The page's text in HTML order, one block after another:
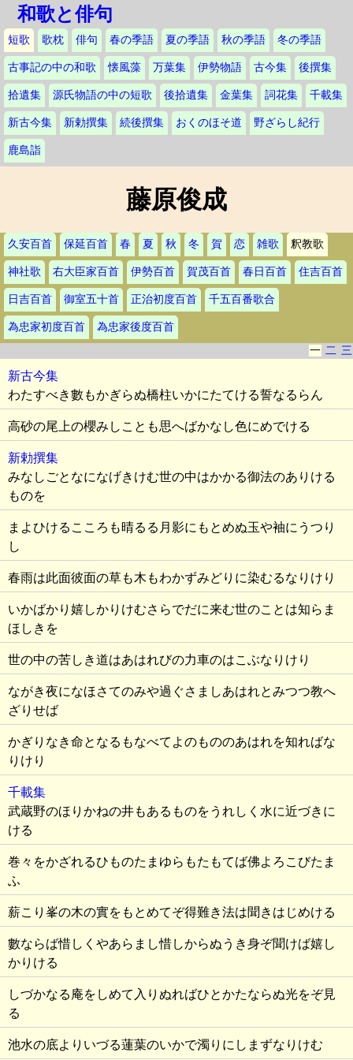
和歌と俳句
短歌 歌枕 俳句 春の季語 夏の季語 秋の季語 冬の季語
古事記の中の和歌 懐風藻 万葉集 伊勢物語 古今集 後撰集
拾遺集 源氏物語の中の短歌 後拾遺集 金葉集 詞花集 千載集
新古今集 新勅撰集 続後撰集 おくのほそ道 野ざらし紀行
鹿島詣
藤原俊成
久安百首 保延百首 春 夏 秋 冬 賀 恋 雑歌 釈教歌
神社歌 右大臣家百首 伊勢百首 賀茂百首 春日百首 住吉百首
日吉百首 御室五十首 正治初度百首 千五百番歌合
為忠家初度百首
為忠家後度百首
一 二 三
新古今集
わたすべき數もかぎらぬ橋柱いかにたてける誓なるらん
高砂の尾上の櫻みしことも思へばかなし色にめでける
新勅撰集
みなしごとなになげきけむ世の中はかかる御法のありける
ものを
まよひけるこころも晴るる月影にもとめぬ玉や袖にうつり
し
春雨は此面彼面の草も木もわかずみどりに染むるなりけり
いかばかり嬉しかりけむさらでだに来む世のことは知らま
ほしきを
世の中の苦しき道はあはれびの力車のはこぶなりけり
ながき夜になほさてのみや過ぐさましあはれとみつつ教へ
ざりせば
かぎりなき命となるもなべてよのもののあはれを知ればな
りけり
千載集
武蔵野のほりかねの井もあるものをうれしく水に近づきに
ける
巻々をかざれるひものたまゆらもたもてば佛よろこびたま
ふ
薪こり峯の木の實をもとめてぞ得難き法は聞きはじめける
數ならば惜しくやあらまし惜しからぬうき身ぞ聞けば嬉し
かりける
しづかなる庵をしめて入りぬればひとかたならぬ光をぞ見
る
池水の底よりいづる蓮葉のいかで濁りにしまずなりけむ